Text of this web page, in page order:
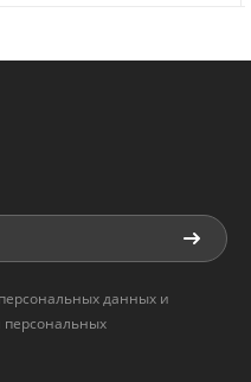
данных и
персональных